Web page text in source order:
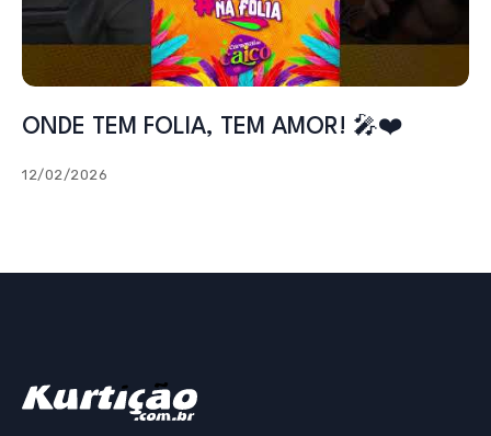
ONDE TEM FOLIA, TEM AMOR! 🎤❤️
12/02/2026